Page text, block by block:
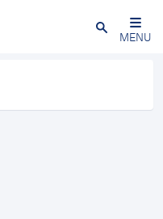
Schließen
MENU